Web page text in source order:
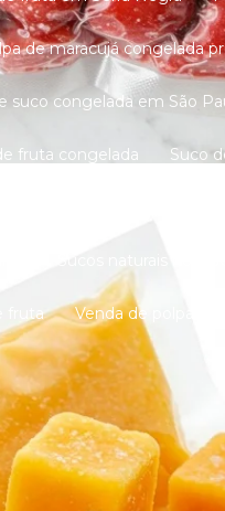
de maracujá congelada
suco congelada em São
fruta congelada Suco
fruta Venda de polpas